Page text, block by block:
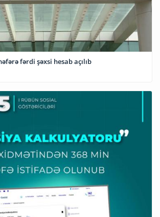
fərdi şəxsi hesab açılıb